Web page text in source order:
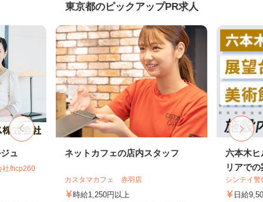
東京都のピックアップPR求人
ュ
社/hcp260
ネットカフェの店内スタッフ
カスタマカフェ 赤羽店
時給1,250円以上
六本木ヒ
リアで
シンテイ
日給